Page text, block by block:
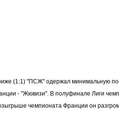
(1:1) "ПСЖ" одержал минимальную
- "Жювизи". В полуфинале Лиги
чемпионата Франции он